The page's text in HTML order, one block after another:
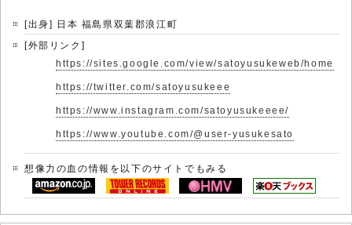
[出身] 日本 福島県双葉郡浪江町
[外部リンク]
https://sites.google.com/view/satoyusukeweb/home
https://twitter.com/satoyusukeee
https://www.instagram.com/satoyusukeeee/
https://www.youtube.com/@user-yusukesato
想像力の血の情報を以下のサイトでもみる